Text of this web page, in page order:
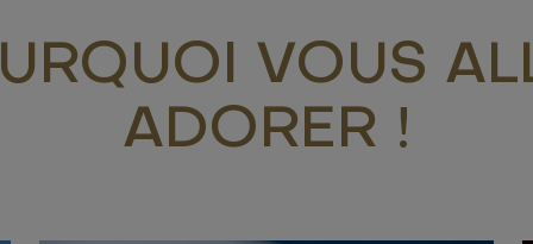
VOUS
ADORER !